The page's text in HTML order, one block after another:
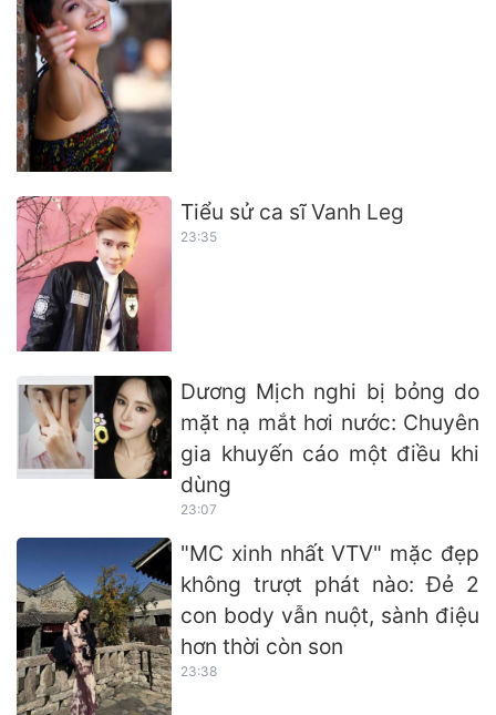
Tiểu sử ca sĩ Vanh Leg
23:35
Dương Mịch nghi bị bỏng do
mặt nạ mắt hơi nước: Chuyên
gia khuyến cáo một điều khi
dùng
23:07
"MC xinh nhất VTV" mặc đẹp
không trượt phát nào: Đẻ 2
con body vẫn nuột, sành điệu
hơn thời còn son
23:38